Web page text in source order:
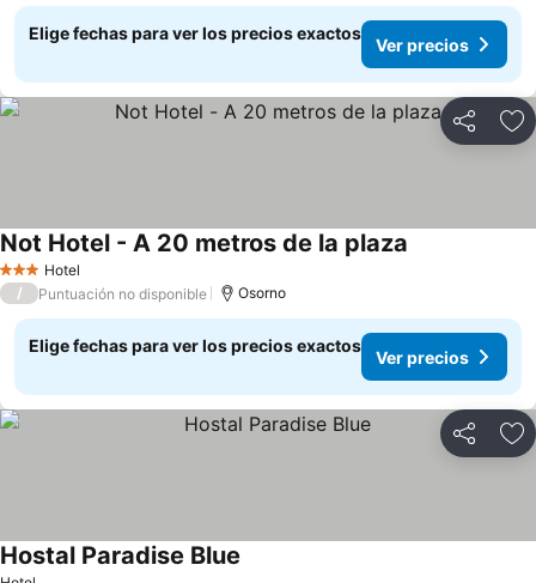
Elige fechas para ver los precios exactos
Ver precios
Compartir
3 Estrellas
Hotel
Not Hotel - A 20 metros de la plaza
/ Puntuación no disponible Osorno
Elige fechas para ver los precios exactos
Ver precios
Compartir
Hostal Paradise Blue